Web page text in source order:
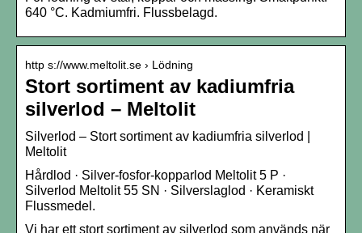
640 °C. Kadmiumfri. Flussbelagd.
http s://www.meltolit.se › Lödning
Stort sortiment av kadiumfria
silverlod – Meltolit
Silverlod – Stort sortiment av kadiumfria silverlod |
Meltolit
Hårdlod · Silver-fosfor-kopparlod Meltolit 5 P ·
Silverlod Meltolit 55 SN · Silverslaglod · Keramiskt
Flussmedel.
Vi har ett stort sortiment av silverlod som används när